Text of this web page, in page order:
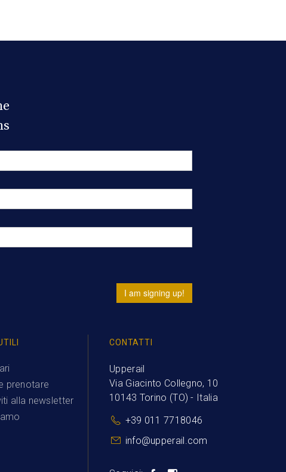
I am signing up!
prenotare
alla newsletter
CONTATTI
Upperail
Via Giacinto Collegno, 10
10143 Torino (TO) - Italia
+39 011 7718046
info@upperail.com